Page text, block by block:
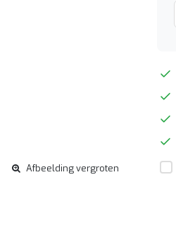
Afbeelding vergroten